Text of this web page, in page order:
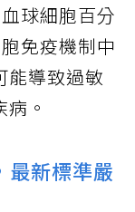
球細胞百分
免疫機制中
能導致過敏
。
最新標準嚴